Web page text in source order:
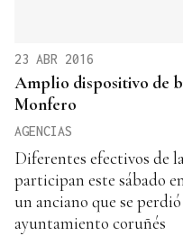
23 ABR 2016
Amplio dispositivo de
Monfero
AGENCIAS
Diferentes efectivos de
participan este sábado
un anciano que se
ayuntamiento coruñés